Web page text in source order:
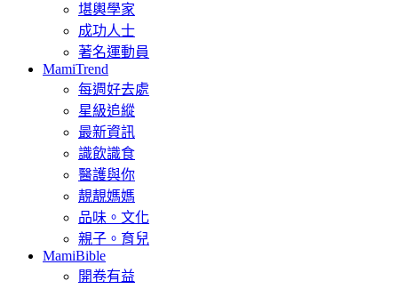
堪輿學家
成功人士
著名運動員
MamiTrend
每週好去處
星級追縱
最新資訊
識飲識食
醫護與你
靚靚媽媽
品味。文化
親子。育兒
MamiBible
開卷有益